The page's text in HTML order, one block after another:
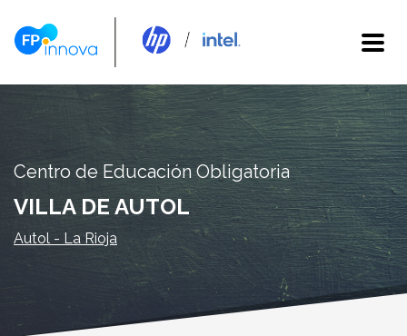
Centro de Educación Obligatoria
VILLA DE AUTOL
Autol - La Rioja